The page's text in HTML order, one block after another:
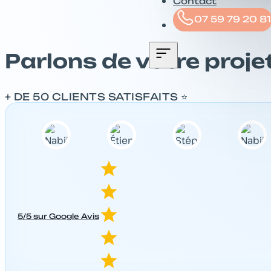
07 59 79 20 81
Parlons de votre
+ DE 50 CLIENTS SATISFAITS ⭐️
5/5 sur Google Avis